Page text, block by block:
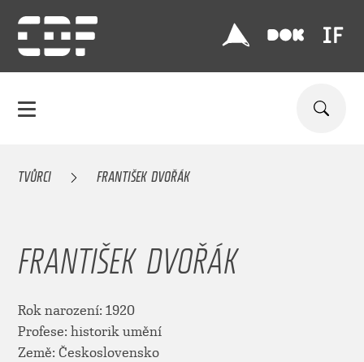
TVŮRCI FRANTIŠEK DVOŘÁK
FRANTIŠEK DVOŘÁK
Rok narození: 1920
Profese: historik umění
Země: Československo